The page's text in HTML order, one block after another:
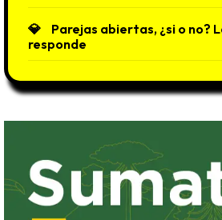
Parejas abiertas, ¿si o no?
responde